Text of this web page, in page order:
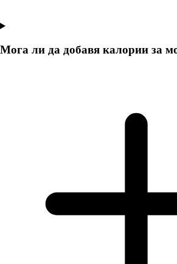
Мога ли да добавя калории за